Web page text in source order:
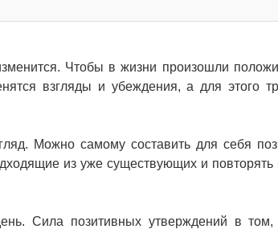
Чтобы в жизни произошли
взгляды и убеждения, а для этого
Можно самому составить для себя
из уже существующих и повторять
Сила позитивных утверждений в